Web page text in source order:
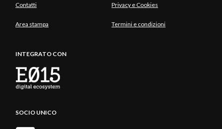
Contatti Privacy e Cookies
Area stampa Termini e condizioni
INTEGRATO CON
SOCIO UNICO